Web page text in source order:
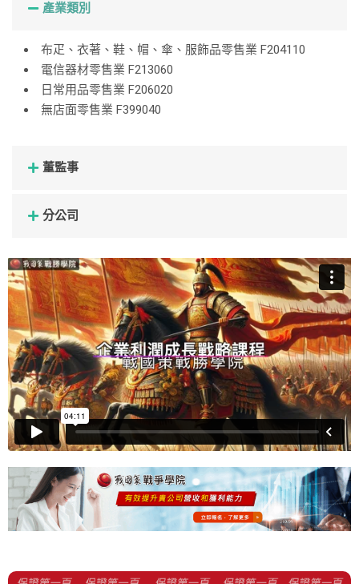
產業類別
布疋、衣著、鞋、帽、傘、服飾品零售業 F204110
電信器材零售業 F213060
日常用品零售業 F206020
無店面零售業 F399040
董監事
分公司